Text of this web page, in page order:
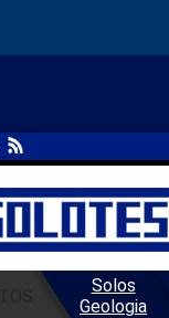
Solos
Geologia